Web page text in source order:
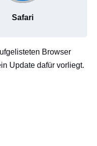
Safari
Browser
Update dafür vorliegt.